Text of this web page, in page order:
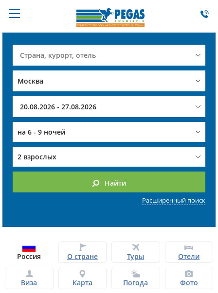
на 6 - 9 ночей
2 взрослых
Найти
Расширенный поиск
Россия О стране Туры Отели
Виза Карта Погода Фото